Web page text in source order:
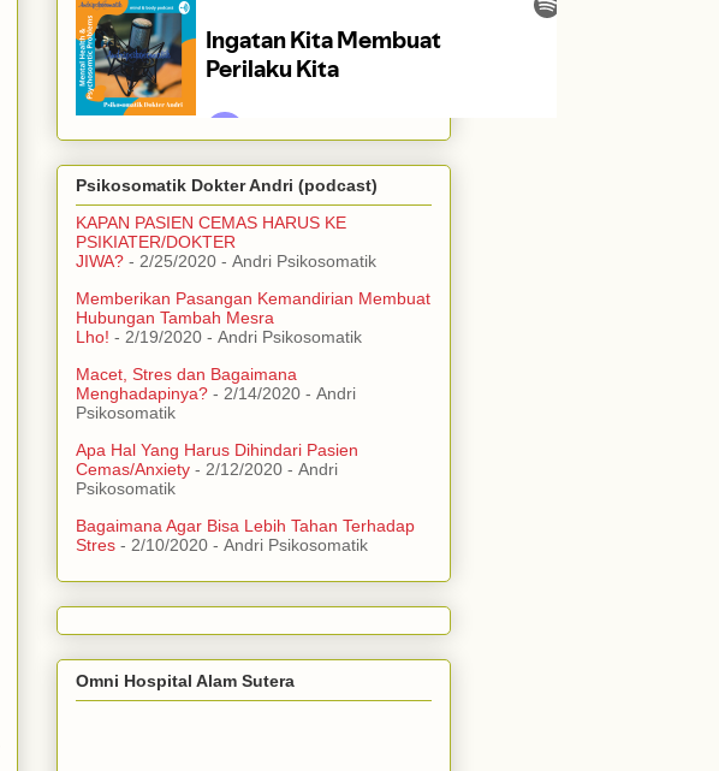
Psikosomatik Dokter Andri (podcast)
KAPAN PASIEN CEMAS HARUS KE
PSIKIATER/DOKTER
JIWA? - 2/25/2020 - Andri Psikosomatik
Memberikan Pasangan Kemandirian Membuat
Hubungan Tambah Mesra
Lho! - 2/19/2020 - Andri Psikosomatik
Macet, Stres dan Bagaimana
Menghadapinya? - 2/14/2020 - Andri
Psikosomatik
Apa Hal Yang Harus Dihindari Pasien
Cemas/Anxiety - 2/12/2020 - Andri
Psikosomatik
Bagaimana Agar Bisa Lebih Tahan Terhadap
Stres - 2/10/2020 - Andri Psikosomatik
Omni Hospital Alam Sutera